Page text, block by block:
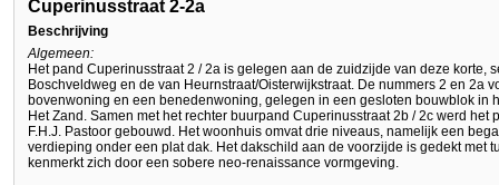
Cuperinusstraat 2-2a
Beschrijving
Algemeen:
Het pand Cuperinusstraat 2 / 2a is gelegen aan de zuidzijde van deze korte,
Boschveldweg en de van Heurnstraat/Oisterwijkstraat. De nummers 2 en 2a
bovenwoning en een benedenwoning, gelegen in een gesloten bouwblok in
Het Zand. Samen met het rechter buurpand Cuperinusstraat 2b / 2c werd
F.H.J. Pastoor gebouwd. Het woonhuis omvat drie niveaus, namelijk een
verdieping onder een plat dak. Het dakschild aan de voorzijde is gedekt met
kenmerkt zich door een sobere neo-renaissance vormgeving.